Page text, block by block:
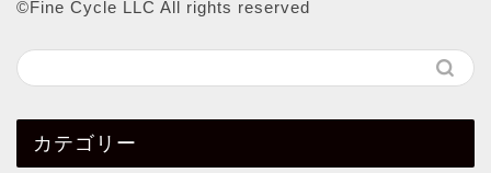
©︎Fine Cycle LLC All rights reserved
カテゴリー